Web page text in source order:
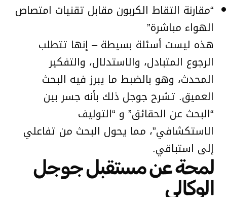
“مقارنة التقاط الكربون مقابل تقنيات امتصاص
الهواء مباشرة”
هذه ليست أسئلة بسيطة – إنها تتطلب
الرجوع المتبادل، والاستدلال، والتفكير
المحدث، وهو بالضبط ما يبرز فيه البحث
العميق. تشرح جوجل ذلك بأنه جسر بين
“البحث عن الحقائق” و “التوليف
الاستكشافي”، مما يحول البحث من تفاعلي
إلى استباقي.
لمحة عن مستقبل جوجل
الوكالي